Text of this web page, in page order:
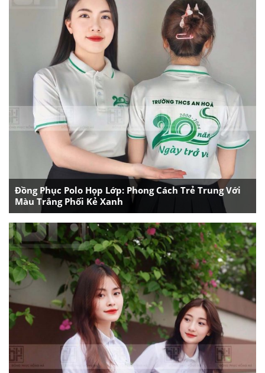
Đồng Phục Polo Họp Lớp: Phong Cách Trẻ Trung Với
Màu Trắng Phối Kẻ Xanh